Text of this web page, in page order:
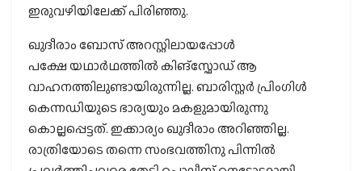
ഇരുവഴിയിലേക്ക് പിരിഞ്ഞു.
ഖുദീരാം ബോസ് അറസ്റ്റിലായപ്പോൾ
പക്ഷേ യഥാർഥത്തില്‍ കിങ്സ്ഫോഡ് ആ
വാഹനത്തിലുണ്ടായിരുന്നില്ല. ബാരിസ്റ്റർ പ്രിംഗിൾ
കെന്നഡിയുടെ ഭാര്യയും മകളുമായിരുന്നു
കൊല്ലപ്പെട്ടത്. ഇക്കാര്യം ഖുദീരാം അറിഞ്ഞില്ല.
രാത്രിയോടെ തന്നെ സംഭവത്തിനു പിന്നിൽ